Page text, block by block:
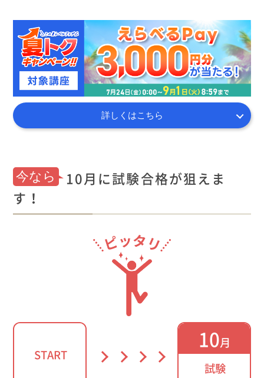
詳しくはこちら
今なら
10月に試験合格が狙えま
す！
START
10月
試験